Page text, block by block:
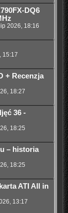
DQ6
2026, 18:16
15:17
+ Recenzja
18:27
36 -
18:25
– historia
18:25
ATI All in
13:17